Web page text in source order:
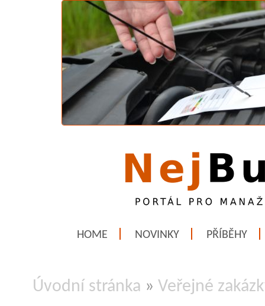
HOME NOVINKY PŘÍBĚHY
Úvodní stránka » Veřejné